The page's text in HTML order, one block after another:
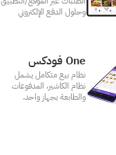
وحلول الدفع الإلكتروني
One فودكس
نظام بيع متكامل يشمل
نظام الكاشير، المدفوعات
والطابعة بجهاز واحد.